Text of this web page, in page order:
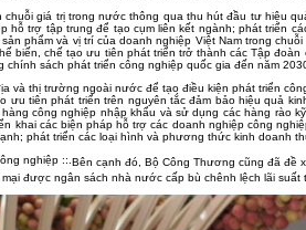
giá trị trong nước thông qua thu hút đầu tư hiệu
hỗ trợ tập trung để tạo cụm liên kết ngành; phát triển
phẩm và vị trí của doanh nghiệp Việt Nam trong
biến, chế tạo ưu tiên phát triển trở thành các Tập
sách phát triển công nghiệp quốc gia đến năm
và thị trường ngoài nước để tạo điều kiện phát triển
ưu tiên phát triển trên nguyên tắc đảm bảo hiệu quả
công nghiệp nhập khẩu và sử dụng các hàng
khai các biện pháp hỗ trợ các doanh nghiệp công
phát triển các loại hình và phương thức kinh doanh
Bên cạnh đó, Bộ Công Thương cũng đã đề
được ngân sách nhà nước cấp bù chênh lệch lãi